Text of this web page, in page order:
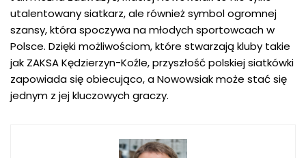
utalentowany siatkarz, ale również symbol ogromnej
szansy, która spoczywa na młodych sportowcach w
Polsce. Dzięki możliwościom, które stwarzają kluby takie
jak ZAKSA Kędzierzyn-Koźle, przyszłość polskiej siatkówki
zapowiada się obiecująco, a Nowowsiak może stać się
jednym z jej kluczowych graczy.